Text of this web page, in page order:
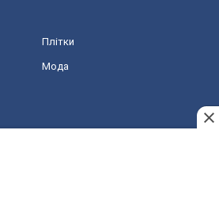
Плітки
Мода